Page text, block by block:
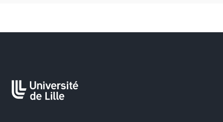
études et les enquêtes l’
Formations)